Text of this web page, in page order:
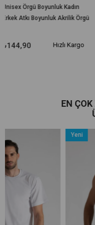
Kadın
Akrilik Örgü
Hızlı Kargo
Kadın
Bel Düz
₺379,90
EN